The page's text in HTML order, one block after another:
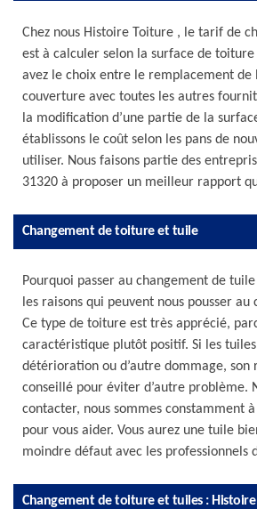
Chez nous Histoire Toiture , le tarif de
est à calculer selon la surface de
avez le choix entre le remplacement
couverture avec toutes les autres
la modification d’une partie de la
établissons le coût selon les pans de
utiliser. Nous faisons partie des
31320 à proposer un meilleur rapport
Changement de toiture et tuile
Pourquoi passer au changement de
les raisons qui peuvent nous pousser
Ce type de toiture est très apprécié,
caractéristique plutôt positif. Si les
détérioration ou d’autre dommage, son
conseillé pour éviter d’autre problème.
contacter, nous sommes constamment
pour vous aider. Vous aurez une tuile
moindre défaut avec les professionnels
Changement de toiture et tuiles :